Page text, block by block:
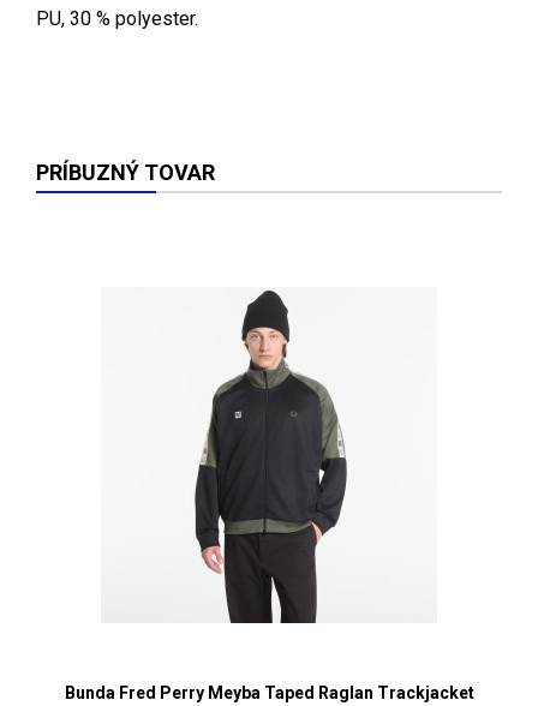
PU, 30 % polyester.
PRÍBUZNÝ TOVAR
Bunda Fred Perry Meyba Taped Raglan Trackjacket